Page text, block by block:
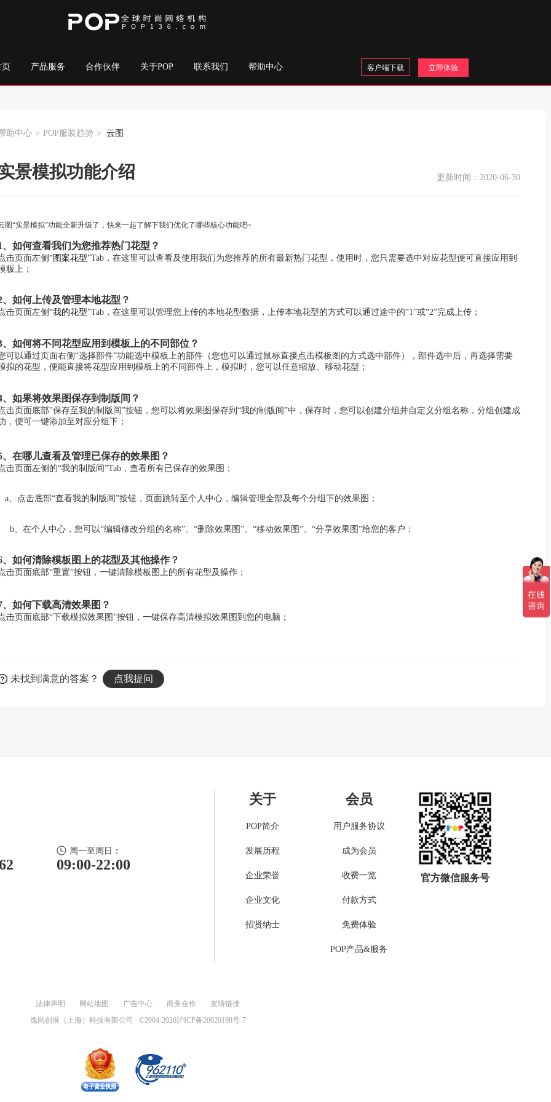
产品服务 合作伙伴 关于POP 联系我们 帮助中心 客户端下载 立即体验
助中心 > POP服装趋势 > 云图
景模拟功能介绍 更新时间：2020-06-30
图“实景模拟”功能全新升级了，快来一起了解下我们优化了哪些核心功能吧~
、如何查看我们为您推荐热门花型？
击页面左侧“图案花型”Tab，在这里可以查看及使用我们为您推荐的所有最新热门花型，使用时，您只需要选中对应花型便可直接应用到
板上；
、如何上传及管理本地花型？
击页面左侧“我的花型”Tab，在这里可以管理您上传的本地花型数据，上传本地花型的方式可以通过途中的“1”或“2”完成上传；
、如何将不同花型应用到模板上的不同部位？
可以通过页面右侧“选择部件”功能选中模板上的部件（您也可以通过鼠标直接点击模板图的方式选中部件），部件选中后，再选择需要
拟的花型，便能直接将花型应用到模板上的不同部件上，模拟时，您可以任意缩放、移动花型；
、如果将效果图保存到制版间？
击页面底部"保存至我的制版间”按钮，您可以将效果图保存到“我的制版间”中，保存时，您可以创建分组并自定义分组名称，分组创建成
，便可一键添加至对应分组下；
、在哪儿查看及管理已保存的效果图？
击页面左侧的“我的制版间”Tab，查看所有已保存的效果图；
a、点击底部“查看我的制版间”按钮，页面跳转至个人中心，编辑管理全部及每个分组下的效果图；
、在个人中心，您可以“编辑修改分组的名称”、“删除效果图”、“移动效果图”、“分享效果图”给您的客户；
、如何清除模板图上的花型及其他操作？
击页面底部“重置”按钮，一键清除模板图上的所有花型及操作；
、如何下载高清效果图？
击页面底部“下载模拟效果图”按钮，一键保存高清模拟效果图到您的电脑；
未找到满意的答案？ 点我提问
周一至周日：
09:00-22:00
关于
POP简介
发展历程
企业荣誉
企业文化
招贤纳士
会员
用户服务协议
成为会员
收费一览
付款方式
免费体验
POP产品&服务
官方微信服务号
法律声明 网站地图 广告中心 商务合作
友情链接
逸尚创展（上海）科技有限公司
©2004-2026沪ICP备20020198号-7